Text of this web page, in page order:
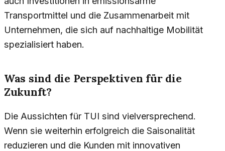
Transportmittel und die Zusammenarbeit mit
Unternehmen, die sich auf nachhaltige Mobilität
spezialisiert haben.
Was sind die Perspektiven für die
Zukunft?
Die Aussichten für TUI sind vielversprechend.
Wenn sie weiterhin erfolgreich die Saisonalität
reduzieren und die Kunden mit innovativen